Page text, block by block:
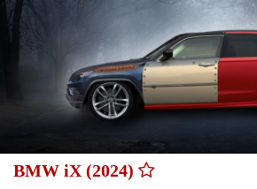
BMW iX (2024)